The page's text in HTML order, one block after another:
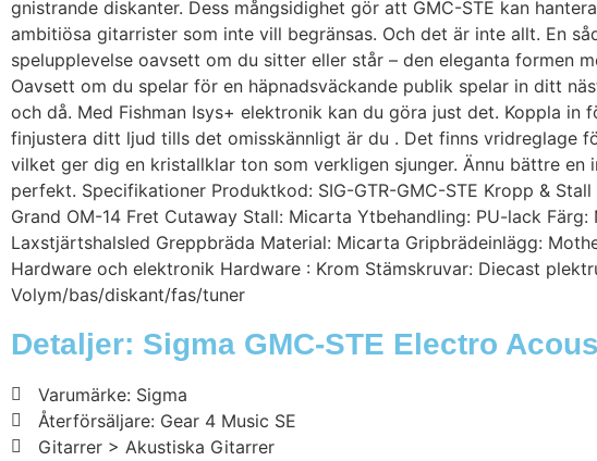
gnistrande diskanter. Dess mångsidighet gör att GMC-STE kan
ambitiösa gitarrister som inte vill begränsas. Och det är inte allt. En
spelupplevelse oavsett om du sitter eller står – den eleganta formen
Oavsett om du spelar för en häpnadsväckande publik spelar in ditt
och då. Med Fishman Isys+ elektronik kan du göra just det. Koppla
finjustera ditt ljud tills det omisskännligt är du . Det finns vridreglage
vilket ger dig en kristallklar ton som verkligen sjunger. Ännu bättre
perfekt. Specifikationer Produktkod: SIG-GTR-GMC-STE Kropp &
Grand OM-14 Fret Cutaway Stall: Micarta Ytbehandling: PU-lack
Laxstjärtshalsled Greppbräda Material: Micarta Gripbrädeinlägg:
Hardware och elektronik Hardware : Krom Stämskruvar: Diecast
Volym/bas/diskant/fas/tuner
Detaljer: Sigma GMC-STE Electro
Varumärke: Sigma
Återförsäljare: Gear 4 Music SE
Gitarrer > Akustiska Gitarrer